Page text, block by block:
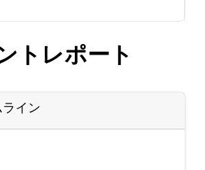
トレポート
イン